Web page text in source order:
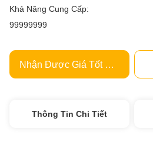
Khả Năng Cung Cấp:
99999999
Nhận Được Giá Tốt Nhất
Thông Tin Chi Tiết